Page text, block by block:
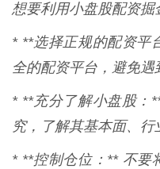
想要利用小盘股配资掘
* **选择正规的配资平
全的配资平台，避免遇
* **充分了解小盘股：
究，了解其基本面、行
* **控制仓位：** 不要